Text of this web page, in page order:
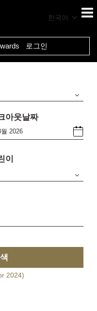
한국어
로그인
아웃날짜
이
2024)